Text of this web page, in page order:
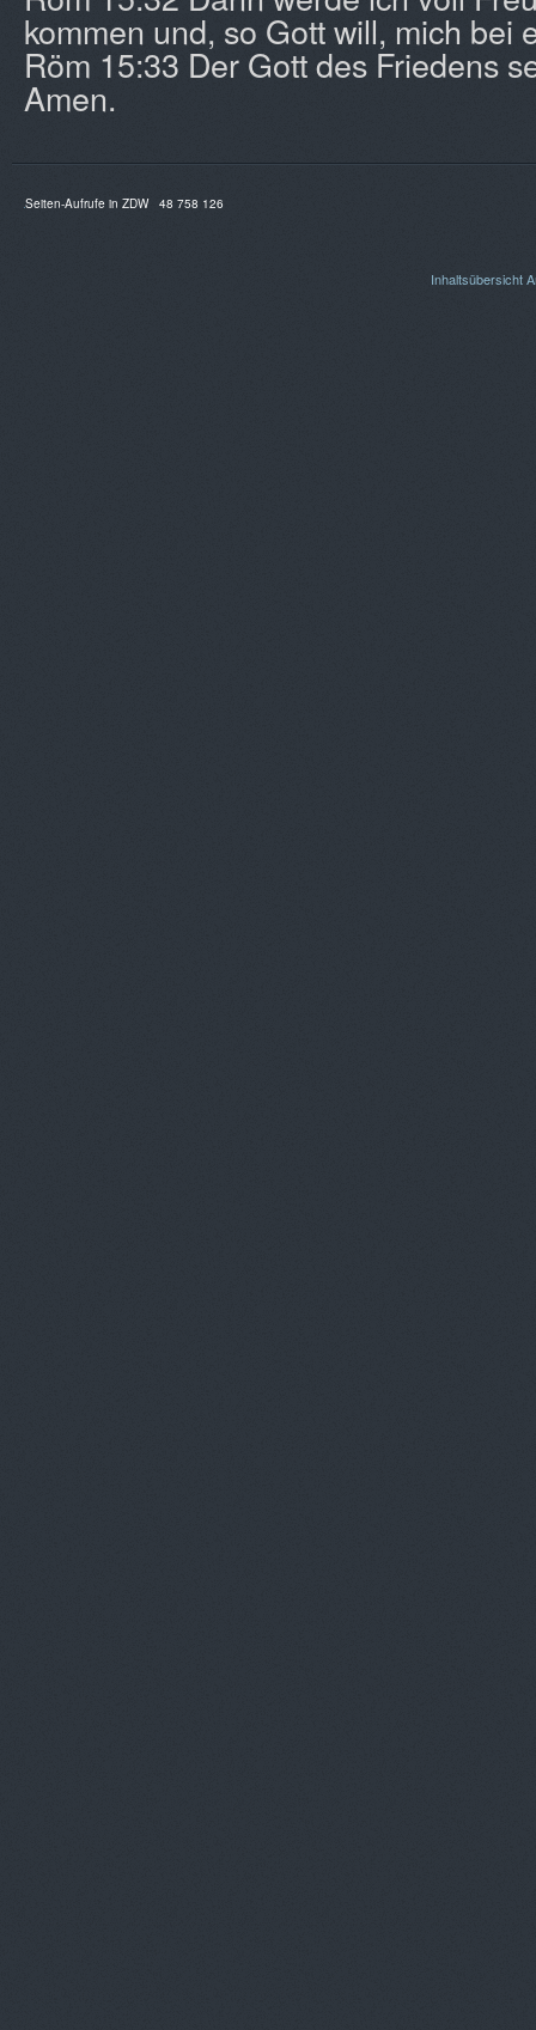
kommen und, so Gott will, mich bei
Röm 15:33 Der Gott des Friedens
Amen.
Seiten-Aufrufe in ZDW 48 758 126
Inhaltsübersicht